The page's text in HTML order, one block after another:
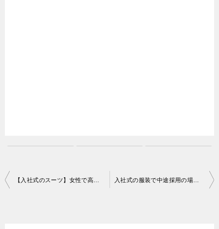
投
【入社式のスーツ】女性で高卒の場合の服装や髪型はどうする？ 入社式の服装で中途採用の場合はどうする？髪型や鞄は？